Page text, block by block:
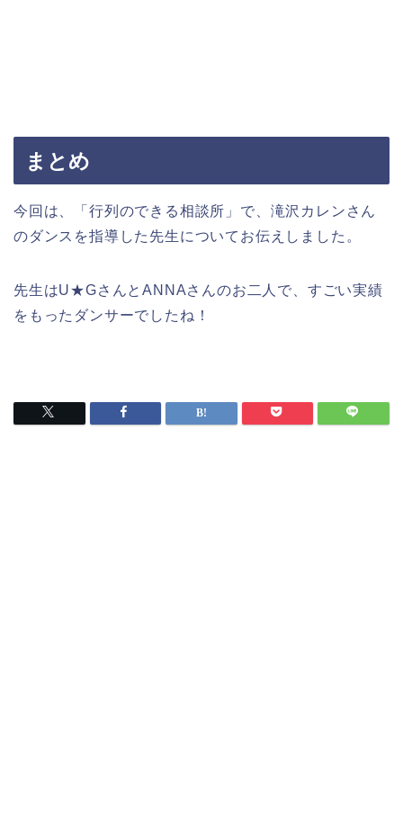
まとめ
今回は、「行列のできる相談所」で、滝沢カレンさん
のダンスを指導した先生についてお伝えしました。
先生はU★GさんとANNAさんのお二人で、すごい実績
をもったダンサーでしたね！